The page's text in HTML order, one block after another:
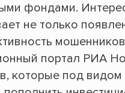
фондами.
не только
портал РИА
которые под видом